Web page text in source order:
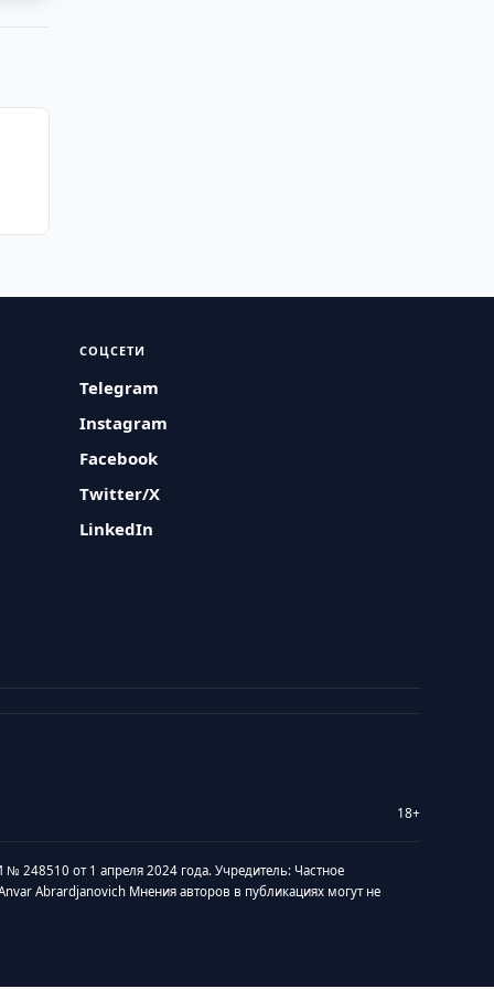
СОЦСЕТИ
Telegram
Instagram
Facebook
Twitter/X
LinkedIn
18+
№ 248510 от 1 апреля 2024 года. Учредитель: Частное
Abrardjanovich Мнения авторов в публикациях могут не